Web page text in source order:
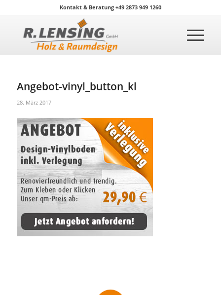
Kontakt & Beratung +49 2873 949 1260
Angebot-vinyl_button_kl
28. März 2017